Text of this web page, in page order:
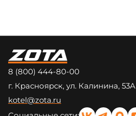
8 (800) 444-80-00
г. Красноярск, ул. Калинина, 53A
kotel@zota.ru